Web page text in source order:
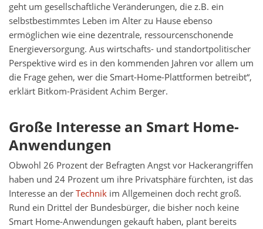
geht um gesellschaftliche Veränderungen, die z.B. ein
selbstbestimmtes Leben im Alter zu Hause ebenso
ermöglichen wie eine dezentrale, ressourcenschonende
Energieversorgung. Aus wirtschafts- und standortpolitischer
Perspektive wird es in den kommenden Jahren vor allem um
die Frage gehen, wer die Smart-Home-Plattformen betreibt“,
erklärt Bitkom-Präsident Achim Berger.
Große Interesse an Smart Home-
Anwendungen
Obwohl 26 Prozent der Befragten Angst vor Hackerangriffen
haben und 24 Prozent um ihre Privatsphäre fürchten, ist das
Interesse an derTechnik im Allgemeinen doch recht groß.
Rund ein Drittel der Bundesbürger, die bisher noch keine
Smart Home-Anwendungen gekauft haben, plant bereits